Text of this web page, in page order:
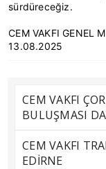
sürdüreceğiz.
CEM VAKFI GENEL
13.08.2025
CEM VAKFI
BULUŞMASI
CEM VAKFI
EDİRNE